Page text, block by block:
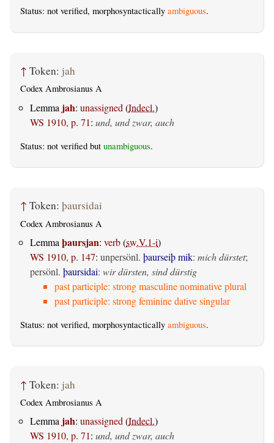
Status: not verified, morphosyntactically ambiguous.
↑ Token: jah
Codex Ambrosianus A
Lemma jah: unassigned (Indecl.)
WS 1910, p. 71: und, und zwar, auch
Status: not verified but unambiguous.
↑ Token: þaursidai
Codex Ambrosianus A
Lemma þaursjan: verb(sw.V.1-i)
WS 1910, p. 147: unpersönl. þaurseiþ mik: mich dürstet;
persönl. þaursidai: wir dürsten, sind dürstig
past participle: strong masculine nominative plural
past participle: strong feminine dative singular
Status: not verified, morphosyntactically ambiguous.
↑ Token: jah
Codex Ambrosianus A
Lemma jah: unassigned(Indecl.)
WS 1910, p. 71: und, und zwar, auch